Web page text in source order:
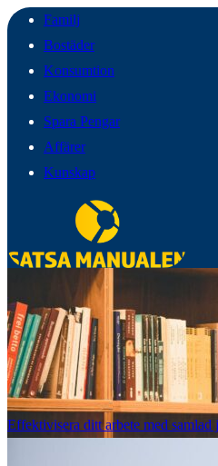
Familj
Bostäder
Konsumtion
Ekonomi
Spara Pengar
Affärer
Kunskap
Effektivisera ditt arbete med